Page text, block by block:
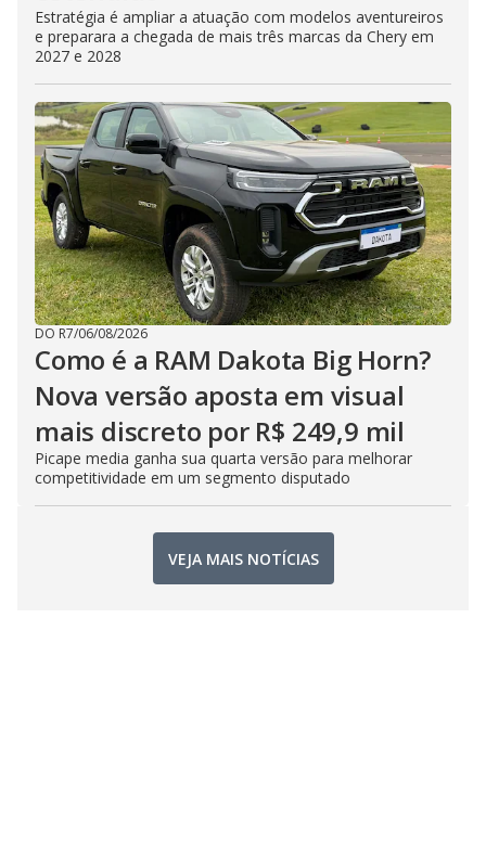
Estratégia é ampliar a atuação com modelos aventureiros
e preparara a chegada de mais três marcas da Chery em
2027 e 2028
DO R7/06/08/2026
Como é a RAM Dakota Big Horn?
Nova versão aposta em visual
mais discreto por R$ 249,9 mil
Picape media ganha sua quarta versão para melhorar
competitividade em um segmento disputado
VEJA MAIS NOTÍCIAS